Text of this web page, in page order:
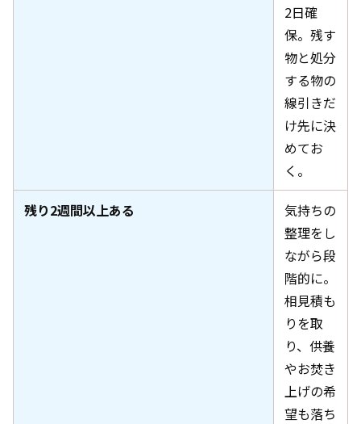
2日確
保。残す
物と処分
する物の
線引きだ
け先に決
めてお
く。
残り2週間以上ある
気持ちの
整理をし
ながら段
階的に。
相見積も
りを取
り、供養
やお焚き
上げの希
望も落ち